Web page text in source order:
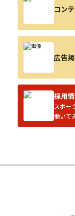
コン
広告
採用
スポー
働いて